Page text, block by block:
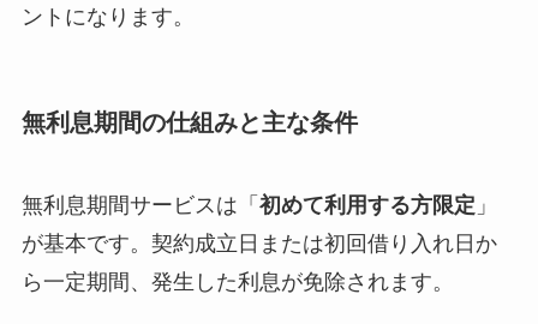
ントになります。
無利息期間の仕組みと主な条件
無利息期間サービスは「 初めて利用する方限定 」
が基本です。契約成立日または初回借り入れ日か
ら一定期間、発生した利息が免除されます。